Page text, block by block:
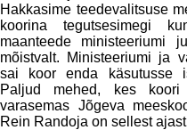
Hakkasime teedevalitsuse
koorina tegutsesimegi
maanteede ministeeriumi
mõistvalt. Ministeeriumi ja
sai koor enda käsutusse
Paljud mehed, kes
varasemas Jõgeva
Rein Randoja on sellest